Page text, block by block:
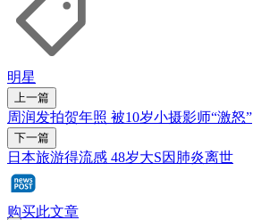
明星
上一篇
周润发拍贺年照 被10岁小摄影师“激怒”
下一篇
日本旅游得流感 48岁大S因肺炎离世
购买此文章